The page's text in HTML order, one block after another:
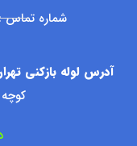
شماره تماس : ۰۹۱۲۷۶۰۹۵۰۰ آقای بهروز
آدرس لوله بازکنی
کوچه